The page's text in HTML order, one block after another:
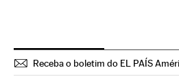
Receba o boletim do EL PAÍS